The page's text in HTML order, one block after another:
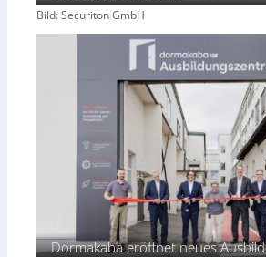
Bild: Securiton GmbH
Dormakaba eröffnet neues